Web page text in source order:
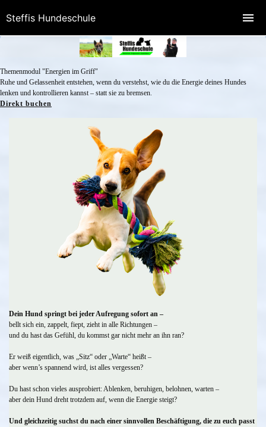
Themenmodul "Energien im Griff"
Ruhe und Gelassenheit entstehen, wenn du verstehst, wie du die Energie deines Hundes
lenken und kontrollieren kannst – statt sie zu bremsen.
Direkt buchen
Dein Hund springt bei jeder Aufregung sofort an –
bellt sich ein, zappelt, fiept, zieht in alle Richtungen –
und du hast das Gefühl, du kommst gar nicht mehr an ihn ran?
Er weiß eigentlich, was „Sitz“ oder „Warte“ heißt –
aber wenn’s spannend wird, ist alles vergessen?
Du hast schon vieles ausprobiert: Ablenken, beruhigen, belohnen, warten –
aber dein Hund dreht trotzdem auf, wenn die Energie steigt?
Und gleichzeitig suchst du nach einer sinnvollen Beschäftigung, die zu euch passt
Steffis Hundeschule